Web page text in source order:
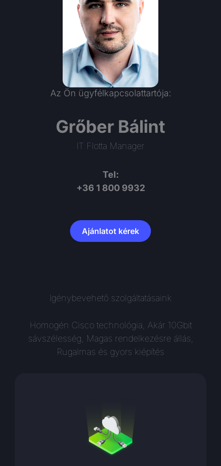
Az Ön ügyfélkapcsolattartója:
Grőber Bálint
IT Flotta Manager
Tel:
+36 1 800 9932
Ajánlatot kérek
Igénybevehető szolgáltatásaink
Homogén Cisco technológia, Akár 10Gbit
sávszélesség, Magas rendelkezésre állás,
Rugalmas és gyors kiépítés